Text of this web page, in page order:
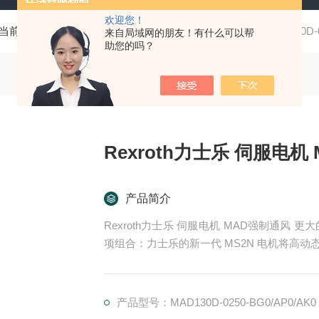
欢迎您！
来自局域网的朋友！有什么可以帮
助您的吗？
前位置： 首页 产品中心 Rexroth力士乐
产品简介
Rexroth力士乐 伺服电机 MAD强制通风 更大的扭矩、更高的速度、实用的单电缆连接和广泛的选
项组合：力士乐的新一代 MS2N 电机将高动
产品型号：MAD130D-0250-BG0/AP0/AK0